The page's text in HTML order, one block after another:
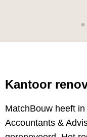
Kantoor
MatchBouw heeft
Accountants &